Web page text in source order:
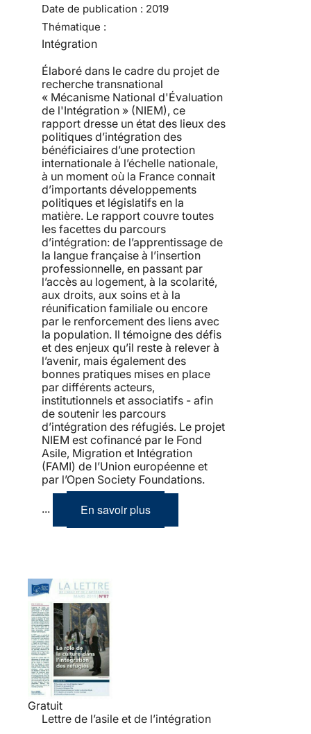
Date de publication : 2019
Thématique :
Intégration
Élaboré dans le cadre du projet de
recherche transnational
« Mécanisme National d'Évaluation
de l'Intégration » (NIEM), ce
rapport dresse un état des lieux des
politiques d’intégration des
bénéficiaires d’une protection
internationale à l’échelle nationale,
à un moment où la France connait
d’importants développements
politiques et législatifs en la
matière. Le rapport couvre toutes
les facettes du parcours
d’intégration: de l’apprentissage de
la langue française à l’insertion
professionnelle, en passant par
l’accès au logement, à la scolarité,
aux droits, aux soins et à la
réunification familiale ou encore
par le renforcement des liens avec
la population. Il témoigne des défis
et des enjeux qu’il reste à relever à
l’avenir, mais également des
bonnes pratiques mises en place
par différents acteurs,
institutionnels et associatifs - afin
de soutenir les parcours
d’intégration des réfugiés. Le projet
NIEM est cofinancé par le Fond
Asile, Migration et Intégration
(FAMI) de l’Union européenne et
par l’Open Society Foundations.
... En savoir plus
Gratuit
Lettre de l’asile et de l’intégration